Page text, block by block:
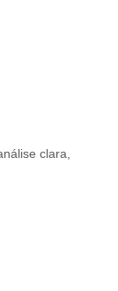
clara,